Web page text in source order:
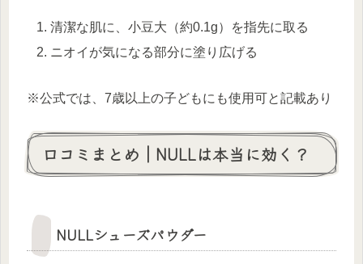
清潔な肌に、小豆大（約0.1g）を指先に取る
ニオイが気になる部分に塗り広げる
※公式では、7歳以上の子どもにも使用可と記載あり
口コミまとめ｜NULLは本当に効く？
NULLシューズパウダー